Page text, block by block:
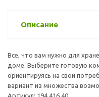
Описание
Все, что вам нужно для
доме. Выберите готовую
ориентируясь на свои
вариант из множества
Артикул: 194.416.40